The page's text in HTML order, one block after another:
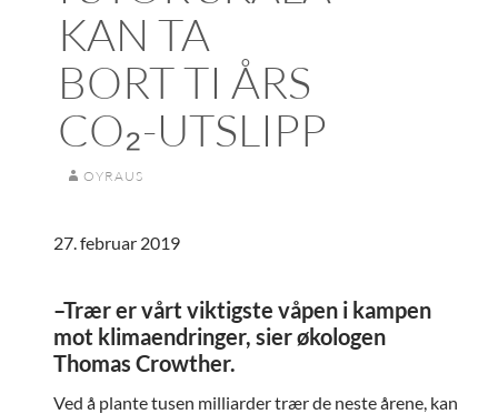
KAN TA
BORT TI ÅRS
CO₂-UTSLIPP
OYRAUS
27. februar 2019
–Trær er vårt viktigste våpen i kampen
mot klimaendringer, sier økologen
Thomas Crowther.
Ved å plante tusen milliarder trær de neste årene, kan